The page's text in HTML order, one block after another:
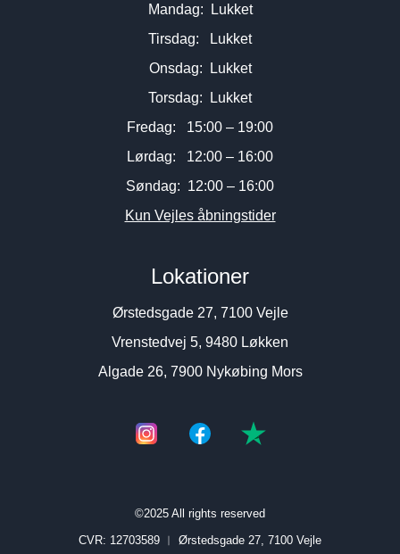
Mandag: Lukket
Tirsdag: Lukket
Onsdag: Lukket
Torsdag: Lukket
Fredag: 15:00 – 19:00
Lørdag: 12:00 – 16:00
Søndag: 12:00 – 16:00
Kun Vejles åbningstider
Lokationer
Ørstedsgade 27, 7100 Vejle
Vrenstedvej 5, 9480 Løkken
Algade 26, 7900 Nykøbing Mors
©2025 All rights reserved
CVR: 12703589 ︱ Ørstedsgade 27, 7100 Vejle